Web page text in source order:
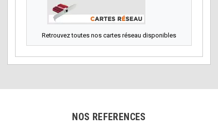
Retrouvez toutes nos cartes réseau disponibles
NOS REFERENCES